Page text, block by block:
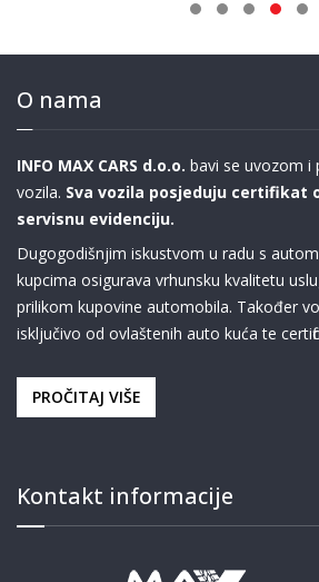
O nama
INFO MAX CARS d.o.o. bavi se uvozom i
vozila. Sva vozila posjeduju certifikat
servisnu evidenciju.
Dugogodišnjim iskustvom u radu s
kupcima osigurava vrhunsku kvalitetu
prilikom kupovine automobila. Također
isključivo od ovlaštenih auto kuća te
PROČITAJ VIŠE
Kontakt informacije